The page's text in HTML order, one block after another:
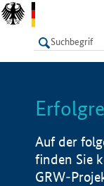
LISTE
Auf der
finden Sie
GRW-